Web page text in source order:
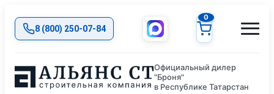
8 (800) 250-07-84
0
Официальный дилер
"Броня"
в Республике Татарстан